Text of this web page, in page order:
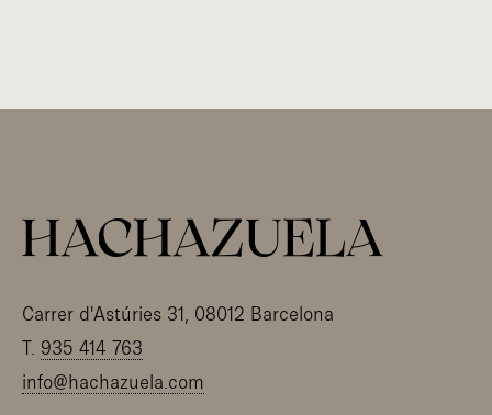
Carrer d'Astúries 31, 08012 Barcelona
T. 935 414 763
info@hachazuela.com